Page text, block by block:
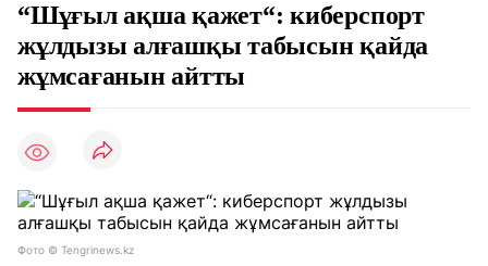
“Шұғыл ақша қажет“: киберспорт
жұлдызы алғашқы табысын қайда
жұмсағанын айтты
Фото © Tengrinews.kz